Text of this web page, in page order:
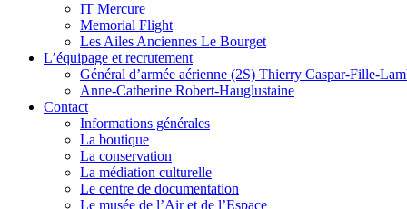
IT Mercure
Memorial Flight
Les Ailes Anciennes Le Bourget
L’équipage et recrutement
Général d’armée aérienne (2S) Thierry Caspar-Fille-
Anne-Catherine Robert-Hauglustaine
Contact
Informations générales
La boutique
La conservation
La médiation culturelle
Le centre de documentation
Le musée de l’Air et de l’Espace